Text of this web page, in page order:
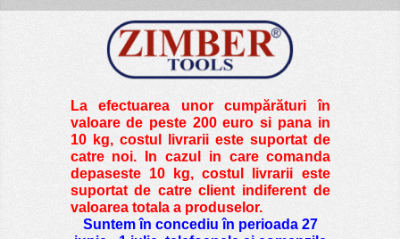
La efectuarea unor cumpărături în
valoare de peste200 euro si pana in
10 kg, costul livrarii este suportat de
catre noi. In cazul in care comanda
depaseste 10 kg, costul livrarii este
suportat de catre client indiferent de
valoarea totala a produselor.
Suntem în concediu în perioada 27